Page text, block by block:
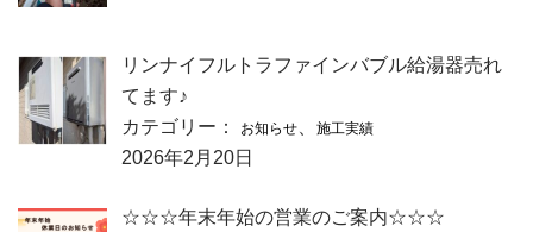
リンナイフルトラファインバブル給湯器売れ
てます♪
カテゴリー：
お知らせ 施工実績
2026年2月20日
☆☆☆年末年始の営業のご案内☆☆☆